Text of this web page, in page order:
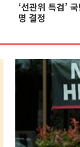
‘선관위 특검’
명 결정